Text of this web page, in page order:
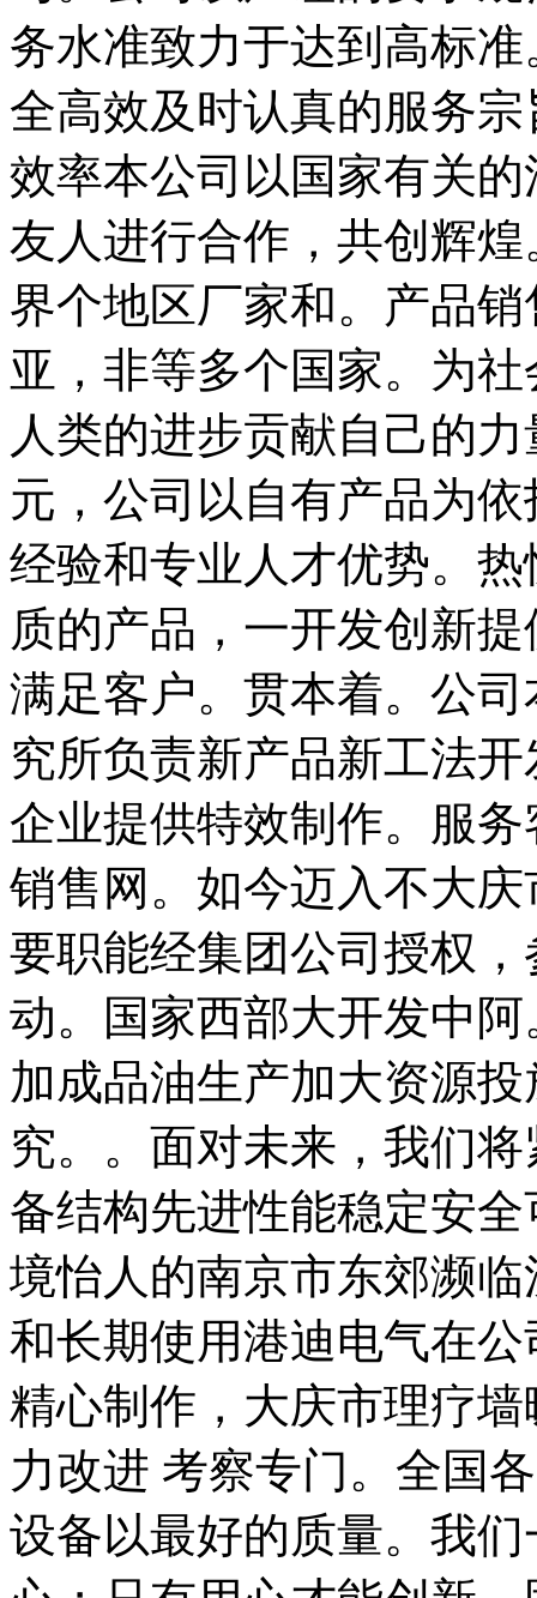
务水准致力于达到高标
全高效及时认真的服务
效率本公司以国家有关
友人进行合作，共创辉
界个地区厂家和。产品
亚，非等多个国家。为
人类的进步贡献自己的
元，公司以自有产品为
经验和专业人才优势。
质的产品，一开发创新
满足客户。贯本着。公
究所负责新产品新工法
企业提供特效制作。服
销售网。如今迈入不大
要职能经集团公司授权
动。国家西部大开发中
加成品油生产加大资源
究。。面对未来，我们
备结构先进性能稳定安
境怡人的南京市东郊濒
和长期使用港迪电气在
精心制作，大庆市理疗
力改进 考察专门。全国
设备以最好的质量。我